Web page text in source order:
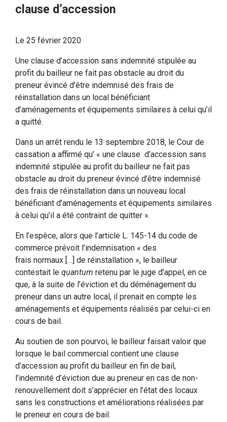
clause d’accession
Le 25 février 2020
Une clause d’accession sans indemnité stipulée au
profit du bailleur ne fait pas obstacle au droit du
preneur évincé d’être indemnisé des frais de
réinstallation dans un local bénéficiant
d’aménagements et équipements similaires à celui qu’il
a quitté.
Dans un arrêt rendu le 13 septembre 2018, le Cour de
cassation a affirmé qu’ « une clause d’accession sans
indemnité stipulée au profit du bailleur ne fait pas
obstacle au droit du preneur évincé d’être indemnisé
des frais de réinstallation dans un nouveau local
bénéficiant d’aménagements et équipements similaires
à celui qu’il a été contraint de quitter ».
En l’espèce, alors que l’article L. 145-14 du code de
commerce prévoit l’indemnisation « des
frais normaux […] de réinstallation », le bailleur
contestait le quantum retenu par le juge d’appel, en ce
que, à la suite de l’éviction et du déménagement du
preneur dans un autre local, il prenait en compte les
aménagements et équipements réalisés par celui-ci en
cours de bail.
Au soutien de son pourvoi, le bailleur faisait valoir que
lorsque le bail commercial contient une clause
d’accession au profit du bailleur en fin de bail,
l’indemnité d’éviction due au preneur en cas de non-
renouvellement doit s’apprécier en l’état des locaux
sans les constructions et améliorations réalisées par
le preneur en cours de bail.